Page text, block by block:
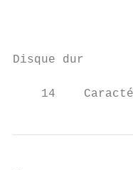
Disque dur
14